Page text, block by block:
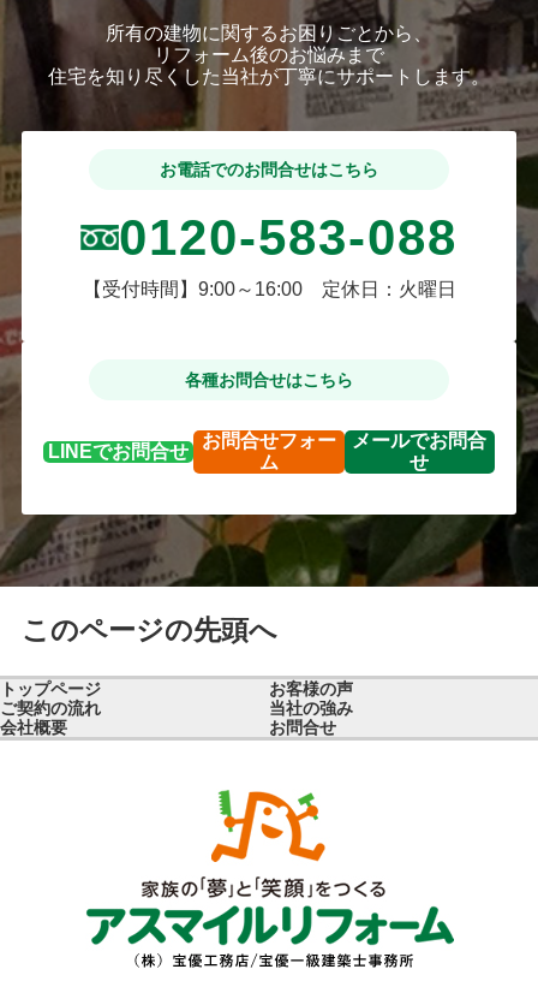
所有の建物に関するお困りごとから、
リフォーム後のお悩みまで
住宅を知り尽くした当社が丁寧にサポートします。
お電話でのお問合せはこちら
0120-583-088
【受付時間】9:00～16:00 定休日：火曜日
各種お問合せはこちら
LINEでお問合せ
お問合せフォー
ム
メールでお問合
せ
このページの先頭へ
トップページ
お客様の声
ご契約の流れ
当社の強み
会社概要
お問合せ